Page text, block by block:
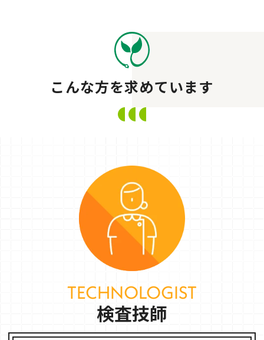
こんな方を求めています
TECHNOLOGIST
検査技師